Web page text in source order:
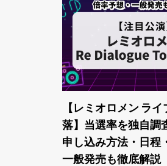
【レミオロメン ラ
落】当選率を独自調
申し込み方法・日程
一般発売も徹底解説